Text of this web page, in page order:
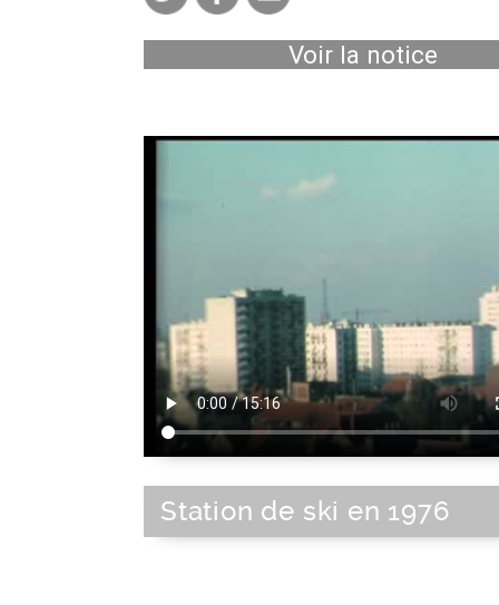
Voir la notice
Station de ski en 1976